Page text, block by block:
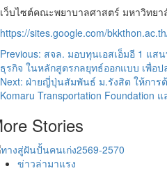
เว็บไซต์คณะพยาบาลศาสตร์ มหาวิทยา
https://sites.google.com/
Post
navigation
Previous: สจล. มอบทุนเอสเอ็มอี 1 แส
ธุรกิจ ในหลักสูตรกลยุทธ์ออกแบบ เพื่อป
Next: ฝ่ายญี่ปุ่นสัมพันธ์ ม.รังสิต ให้กา
Komaru Transportation Foundation
Stories
ข่าวล่ามาแรง